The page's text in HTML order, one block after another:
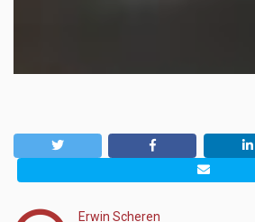
Erwin Scheren